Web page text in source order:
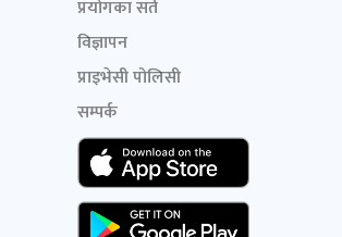
प्रयोगका सर्त
विज्ञापन
प्राइभेसी पोलिसी
सम्पर्क